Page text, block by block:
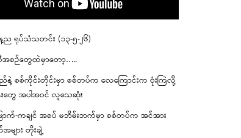
ေ့ည ရုပ်သံသတင်း (၁၃-၅-၂၆)
အစဉ်တွေထဲမှာတော့…..
ြည်နဲ့ စစ်ကိုင်းတိုင်းမှာ စစ်တပ်က လေကြောင်းက ဗုံးကြဲလို့
တွေ အပါအဝင် လူသေဆုံး
ောက်-ကချင် အစပ် မဘိမ်းဘက်မှာ စစ်တပ်က အင်အား
များ တိုးချဲ့